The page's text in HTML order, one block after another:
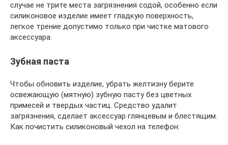
случае не трите места загрязнения содой, особенно если
силиконовое изделие имеет гладкую поверхность,
легкое трение допустимо только при чистке матового
аксессуара.
Зубная паста
Чтобы обновить изделие, убрать желтизну берите
освежающую (мятную) зубную пасту без цветных
примесей и твердых частиц. Средство удалит
загрязнения, сделает аксессуар глянцевым и блестящим.
Как почистить силиконовый чехол на телефон: